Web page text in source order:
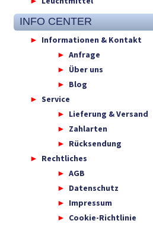
INFO CENTER
Informationen & Kontakt
Anfrage
Über uns
Blog
Service
Lieferung & Versand
Zahlarten
Rücksendung
Rechtliches
AGB
Datenschutz
Impressum
Cookie-Richtlinie